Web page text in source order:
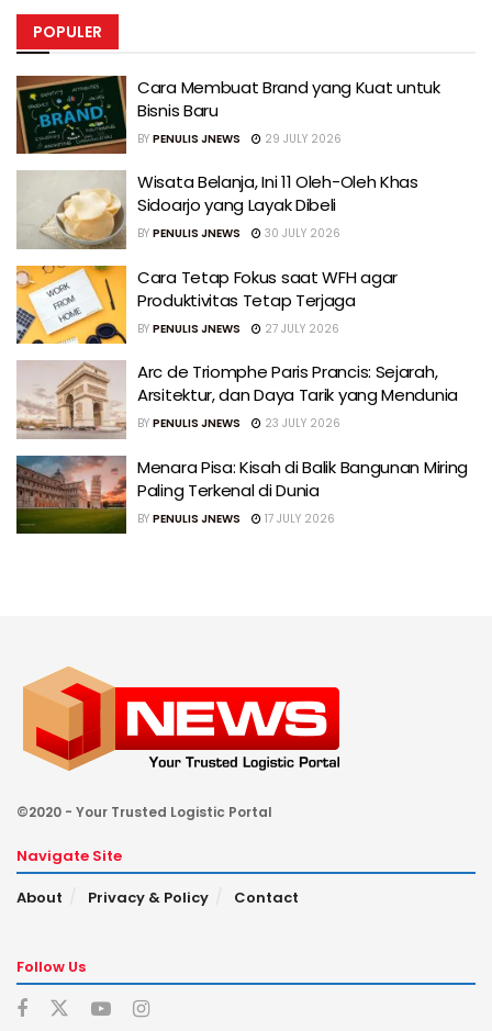
POPULER
Cara Membuat Brand yang Kuat untuk
Bisnis Baru
BY PENULIS JNEWS 29 JULY 2026
Wisata Belanja, Ini 11 Oleh-Oleh Khas
Sidoarjo yang Layak Dibeli
BY PENULIS JNEWS 30 JULY 2026
Cara Tetap Fokus saat WFH agar
Produktivitas Tetap Terjaga
BY PENULIS JNEWS 27 JULY 2026
Arc de Triomphe Paris Prancis: Sejarah,
Arsitektur, dan Daya Tarik yang Mendunia
BY PENULIS JNEWS 23 JULY 2026
Menara Pisa: Kisah di Balik Bangunan Miring
Paling Terkenal di Dunia
BY PENULIS JNEWS 17 JULY 2026
©2020 - Your Trusted Logistic Portal
Navigate Site
About
Privacy & Policy Contact
Follow Us